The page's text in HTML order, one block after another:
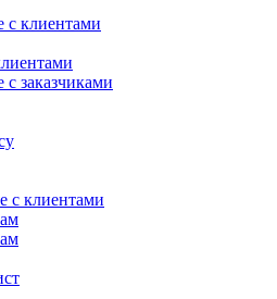
с клиентами
с заказчиками
с клиентами